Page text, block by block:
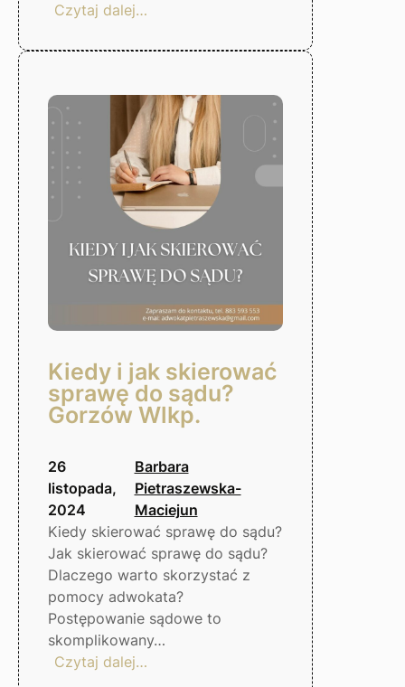
Czytaj dalej…
kroków,
uniknąć
problemów
z
dłużnikami
–
Gorzów
Wlkp.
Kiedy i jak skierować
sprawę do sądu?
Gorzów Wlkp.
26
listopada,
2024
Barbara
Pietraszewska-
Maciejun
Kiedy skierować sprawę do sądu?
Jak skierować sprawę do sądu?
Dlaczego warto skorzystać z
pomocy adwokata?
Postępowanie sądowe to
skomplikowany…
Czytaj dalej…